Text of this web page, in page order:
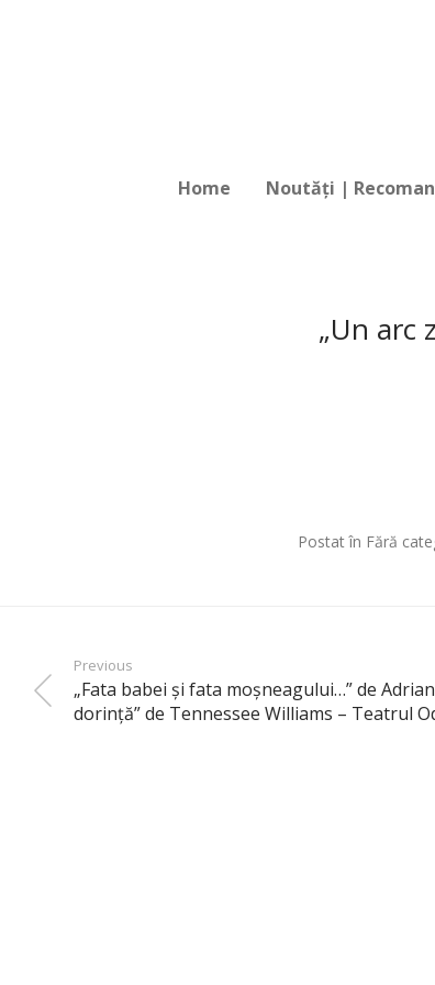
Home Noutăți |
„Un arc
Postat în Fără
Previous
„Fata babei şi fata moşneagului…” de
dorinţă” de Tennessee Williams – Teatrul